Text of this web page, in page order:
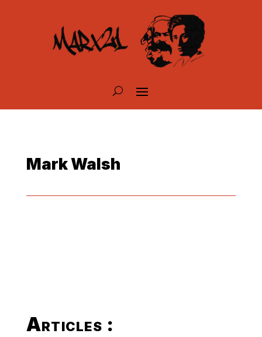
Mark Walsh
Articles :